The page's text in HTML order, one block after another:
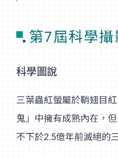
第7屆科學
科學圖說
三葉蟲紅螢屬於鞘翅目
鬼」中擁有成熟內在，
不下於2.5億年前滅絕的